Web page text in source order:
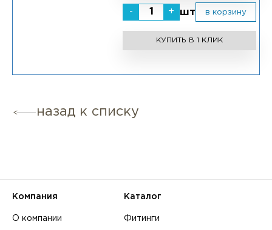
- + шт в корзину
КУПИТЬ В 1 КЛИК
назад к списку
Компания
О компании
Каталог
Фитинги